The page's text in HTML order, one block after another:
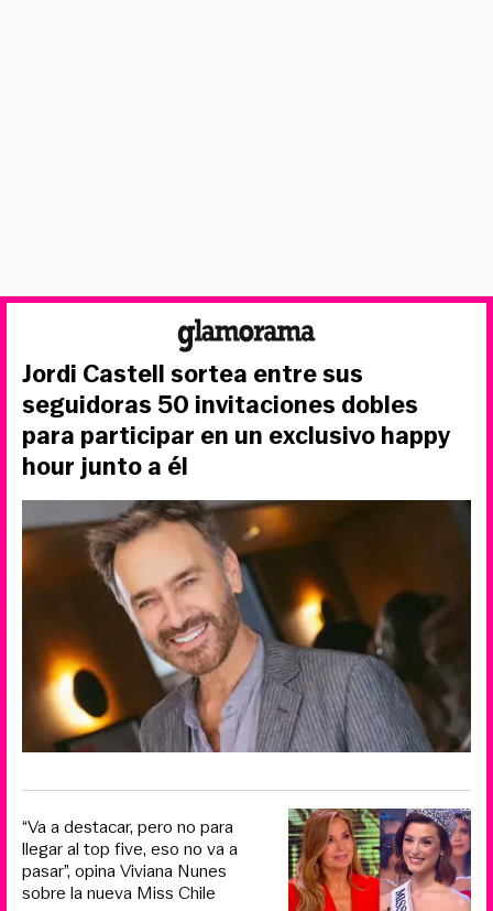
Jordi Castell sortea entre sus
seguidoras 50 invitaciones dobles
para participar en un exclusivo happy
hour junto a él
“Va a destacar, pero no para
llegar al top five, eso no va a
pasar”, opina Viviana Nunes
sobre la nueva Miss Chile